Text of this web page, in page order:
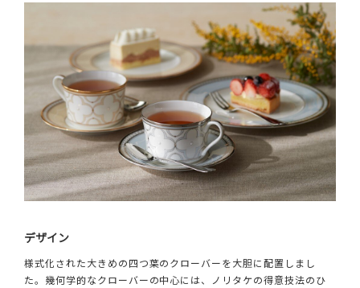
デザイン
様式化された大きめの四つ葉のクローバーを大胆に配置しまし
た。幾何学的なクローバーの中心には、ノリタケの得意技法のひ